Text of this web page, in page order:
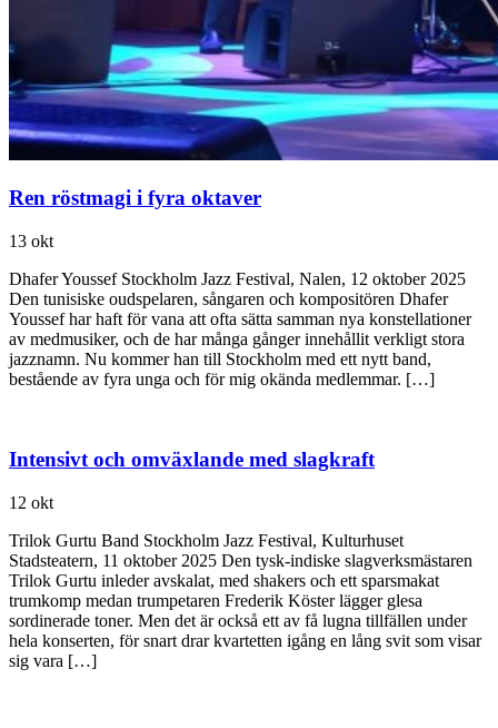
Ren röstmagi i fyra oktaver
13 okt
Dhafer Youssef Stockholm Jazz Festival, Nalen, 12 oktober 2025
Den tunisiske oudspelaren, sångaren och kompositören Dhafer
Youssef har haft för vana att ofta sätta samman nya konstellationer
av medmusiker, och de har många gånger innehållit verkligt stora
jazznamn. Nu kommer han till Stockholm med ett nytt band,
bestående av fyra unga och för mig okända medlemmar. […]
Intensivt och omväxlande med slagkraft
12 okt
Trilok Gurtu Band Stockholm Jazz Festival, Kulturhuset
Stadsteatern, 11 oktober 2025 Den tysk-indiske slagverksmästaren
Trilok Gurtu inleder avskalat, med shakers och ett sparsmakat
trumkomp medan trumpetaren Frederik Köster lägger glesa
sordinerade toner. Men det är också ett av få lugna tillfällen under
hela konserten, för snart drar kvartetten igång en lång svit som visar
sig vara […]